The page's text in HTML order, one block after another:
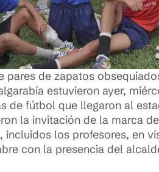
de zapatos
estuvieron ayer,
de fútbol que llegaron al
la invitación de la marca
incluidos los profesores, en
con la presencia del